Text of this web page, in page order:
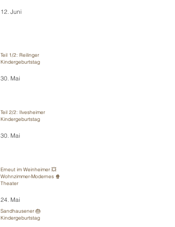
12. Juni
Teil 1/2: Reilinger
Kindergeburtstag
30. Mai
Teil 2/2: Ilvesheimer
Kindergeburtstag
30. Mai
Erneut im Weinheimer 💥
Wohnzimmer-Modernes 🍿
Theater
24. Mai
Sandhausener 🎂
Kindergeburtstag